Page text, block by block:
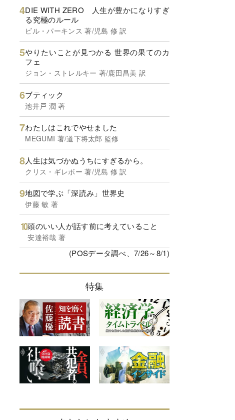
DIE WITH ZERO 人生が豊かになりすぎ
る究極のルール
ビル・パーキンス 著/児島 修 訳
やりたいことが見つかる 世界の果てのカ
フェ
ジョン・ストレルキー 著/鹿田昌美 訳
ブティック
池井戸 潤 著
わたしはこれでやせました
MEGUMI 著/道下将太郎 監修
人生は気づかぬうちにすぎるから。
クリス・ギレボー 著/児島 修 訳
地図で学ぶ「深読み」世界史
伊藤 敏 著
頭のいい人が話す前に考えていること
安達裕哉 著
(POSデータ調べ、7/26～8/1)
特集